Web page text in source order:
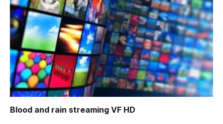
Blood and rain streaming VF HD